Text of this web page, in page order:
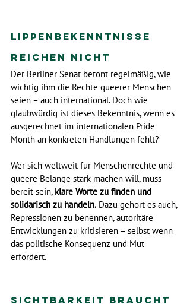
Lippenbekenntnisse
reichen nicht
Der Berliner Senat betont regelmäßig, wie
wichtig ihm die Rechte queerer Menschen
seien – auch international. Doch wie
glaubwürdig ist dieses Bekenntnis, wenn es
ausgerechnet im internationalen Pride
Month an konkreten Handlungen fehlt?
Wer sich weltweit für Menschenrechte und
queere Belange stark machen will, muss
bereit sein, klare Worte zu finden und
solidarisch zu handeln. Dazu gehört es auch,
Repressionen zu benennen, autoritäre
Entwicklungen zu kritisieren – selbst wenn
das politische Konsequenz und Mut
erfordert.
Sichtbarkeit braucht